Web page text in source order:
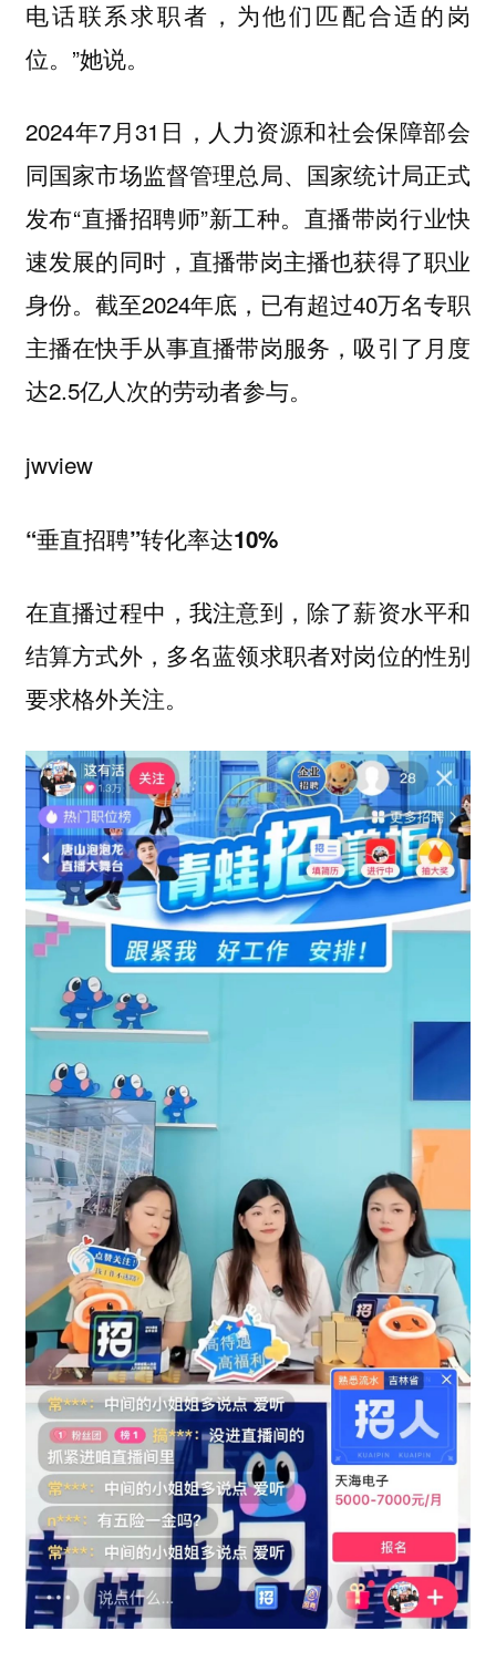
电话联系求职者，为他们匹配合适的岗
位。”她说。
2024年7月31日，人力资源和社会保障部会
同国家市场监督管理总局、国家统计局正式
发布“直播招聘师”新工种。直播带岗行业快
速发展的同时，直播带岗主播也获得了职业
身份。截至2024年底，已有超过40万名专职
主播在快手从事直播带岗服务，吸引了月度
达2.5亿人次的劳动者参与。
jwview
“垂直招聘”转化率达10%
在直播过程中，我注意到，除了薪资水平和
结算方式外，多名蓝领求职者对岗位的性别
要求格外关注。